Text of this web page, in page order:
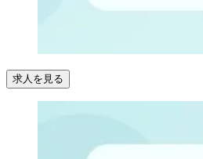
求人を見る